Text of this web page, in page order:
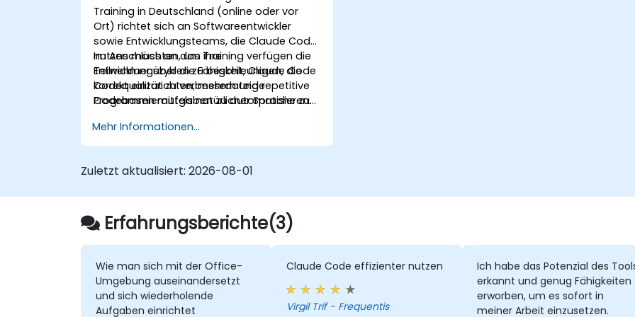
über die Cowork-Funktion, dem Model
Context Protocol sowie einer nahtlosen
Integration mit Microsoft 365-
Produkten wie Word, Excel, PowerPoint,
Teams, SharePoint und OneDrive.
Training in Deutschland (online oder vor
Ort) richtet sich an Softwareentwickler
sowie Entwicklungsteams, die Claude Code
nutzen möchten, um ihre
Entwicklungszyklen zu beschleunigen, die
Codequalität zu verbessern und repetitive
Programmieraufgaben zu automatisieren.
Im Anschluss an das Training verfügen die
Teilnehmer über die Fähigkeit, Claude Code
korrekt einzurichten, mehrdateige
Codebasen mittels natürlicher Sprache zu
anzuwenden und die Software mit Git sowie
CI/CD-Systemen zu verknüpfen.
Mehr Informationen...
Zuletzt aktualisiert: 2026-08-01
Erfahrungsberichte(3)
Wie man sich mit der Office-
Umgebung auseinandersetzt
und sich wiederholende
Aufgaben einrichtet
Claude Code effizienter nutzen
Virgil Trif - Frequentis
Ich habe das Potenzial des
erkannt und genug Fähigkeiten
erworben, um es sofort in
meiner Arbeit einzusetzen.